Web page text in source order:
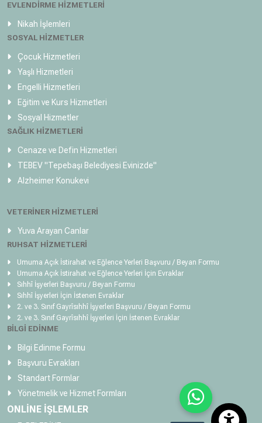
EVLENDİRME HİZMETLERİ
Nikah İşlemleri
SOSYAL HİZMETLER
Çocuk Hizmetleri
Yaşlı Hizmetleri
Engelli Hizmetleri
Eğitim ve Kurs Hizmetleri
Sosyal Hizmetler
SAĞLIK HİZMETLERİ
Cenaze ve Defin Hizmetleri
TEBEV "Tepebaşı Belediyesi Evinizde"
Alzheimer Konukevi
VETERİNER HİZMETLERİ
Yuva Arayan Canlar
RUHSAT HİZMETLERİ
Umuma Açık İstirahat ve Eğlence Yerleri Başvuru / Beyan Formu
Umuma Açık İstirahat ve Eğlence Yerleri İçin Evraklar
Sıhhî İşyerleri Başvuru / Beyan Formu
Sıhhî İşyerleri İçin İstenen Evraklar
2. ve 3. Sınıf Gayrîsıhhî İşyerleri Başvuru / Beyan Formu
2. ve 3. Sınıf Gayrîsıhhî İşyerleri İçin İstenen Evraklar
BİLGİ EDİNME
Bilgi Edinme Formu
Başvuru Evrakları
Standart Formlar
Yönetmelik ve Hizmet Formları
ONLİNE İŞLEMLER